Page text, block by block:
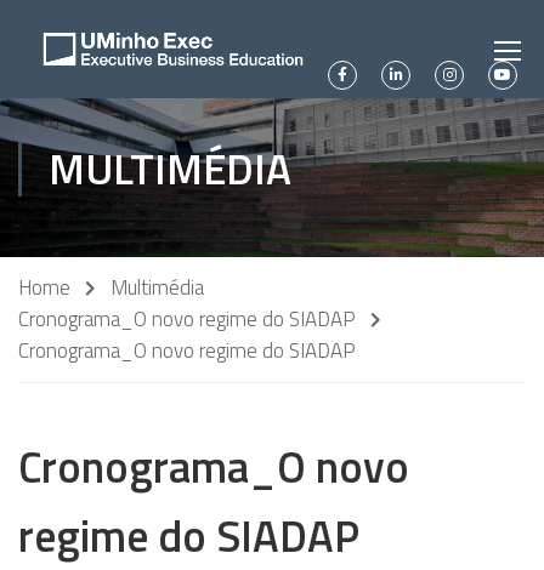
MULTIMÉDIA
Home
Multimédia
Cronograma_O novo regime do SIADAP
Cronograma_O novo regime do SIADAP
Cronograma_O novo
regime do SIADAP